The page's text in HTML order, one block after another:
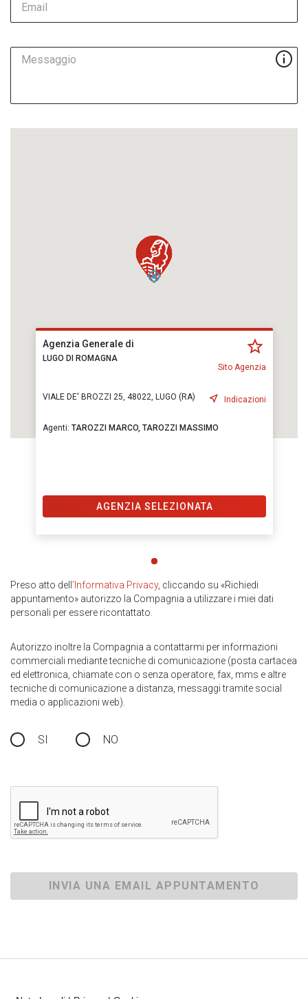
Email
Messaggio
Agenzia Generale di
LUGO DI ROMAGNA
Sito Agenzia
VIALE DE' BROZZI 25, 48022, LUGO (RA) Indicazioni
Agenti: TAROZZI MARCO, TAROZZI MASSIMO
AGENZIA SELEZIONATA
Preso atto dell ’Informativa Privacy, cliccando su «Richiedi
appuntamento» autorizzo la Compagnia a utilizzare i miei dati
personali per essere ricontattato.
Autorizzo inoltre la Compagnia a contattarmi per informazioni
commerciali mediante tecniche di comunicazione (posta cartacea
ed elettronica, chiamate con o senza operatore, fax, mms e altre
tecniche di comunicazione a distanza, messaggi tramite social
media o applicazioni web).
SI NO
INVIA UNA EMAIL APPUNTAMENTO